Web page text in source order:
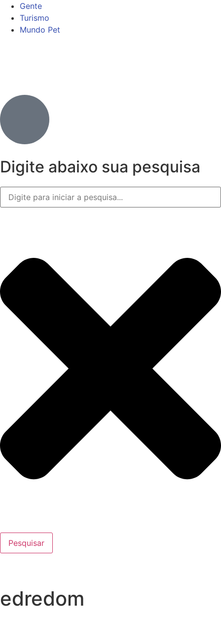
Gente
Turismo
Mundo Pet
Digite abaixo sua pesquisa
Pesquisar
edredom